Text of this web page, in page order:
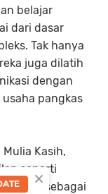
belajar
dari dasar
Tak hanya
juga dilatih
dengan
pangkas
Kasih,
seperti
besar sebagai
×